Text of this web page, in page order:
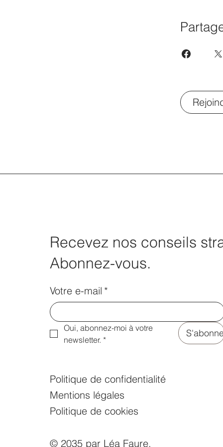
Recevez nos conseils
Abonnez-vous.
Votre e-mail *
Oui, abonnez-moi à votre
newsletter. *
Politique de confidentialité
Mentions légales
Politique de cookies
© 2035 par Léa Faure.